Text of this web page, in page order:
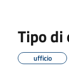
Tipo di
ufficio